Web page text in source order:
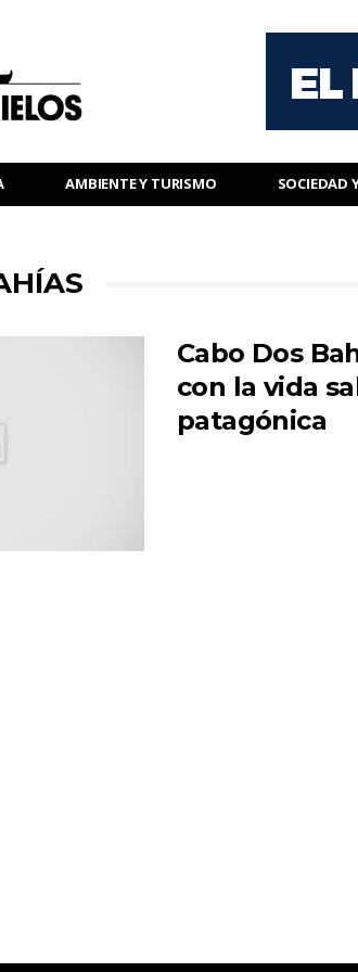
AMBIENTE Y TURISMO SOCIEDAD
Cabo Dos
con la vida
patagónica